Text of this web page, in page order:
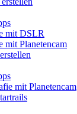
mit DSLR
mit Planetencam
mit Planetencam